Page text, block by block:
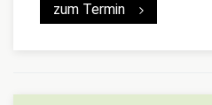
zum Termin